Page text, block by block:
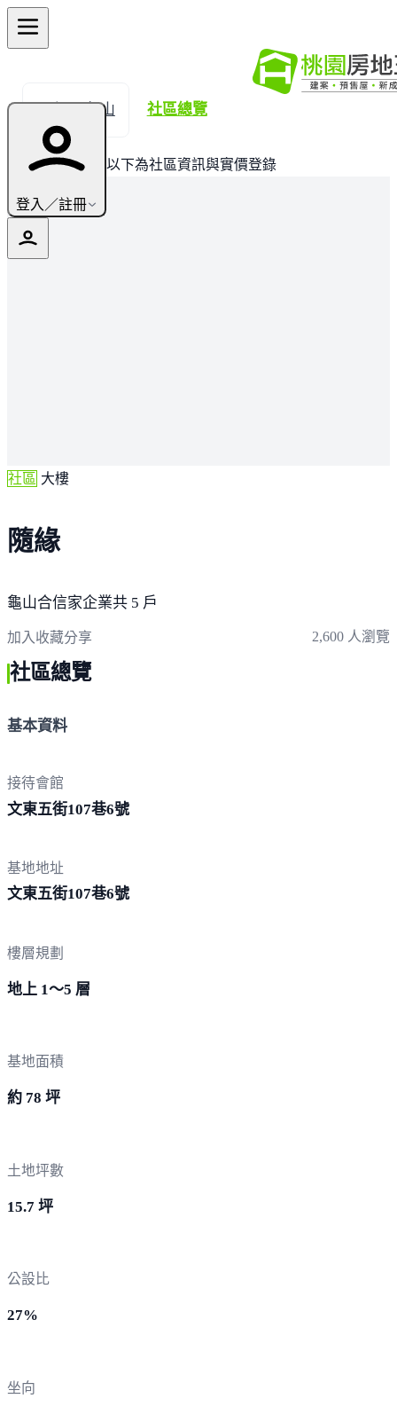
登入／註冊
← 返回龜山 社區總覽
此建案已完銷，以下為社區資訊與實價登錄
社區 大樓
隨緣
龜山合信家企業共 5 戶
加入收藏分享 2,600 人瀏覽
社區總覽
基本資料
接待會館
文東五街107巷6號
基地地址
文東五街107巷6號
樓層規劃
地上 1～5 層
基地面積
約 78 坪
土地坪數
15.7 坪
公設比
27%
坐向